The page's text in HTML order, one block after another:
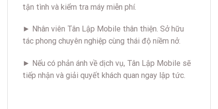
tận tình và kiểm tra máy miễn phí.
► Nhân viên Tân Lập Mobile thân thiện. Sở hữu
tác phong chuyên nghiệp cùng thái độ niềm nở.
► Nếu có phản ánh về dịch vụ, Tân Lập Mobile sẽ
tiếp nhận và giải quyết khách quan ngay lập tức.